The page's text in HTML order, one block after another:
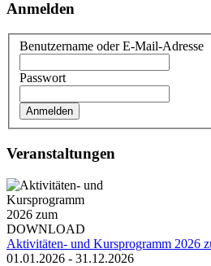
Anmelden
Benutzername oder E-Mail-Adresse
Passwort
Veranstaltungen
Aktivitäten- und Kursprogramm 2026
01.01.2026 - 31.12.2026